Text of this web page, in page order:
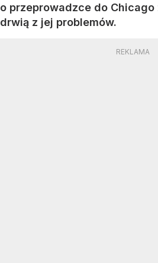
o przeprowadzce do Chicago
drwią z jej problemów.